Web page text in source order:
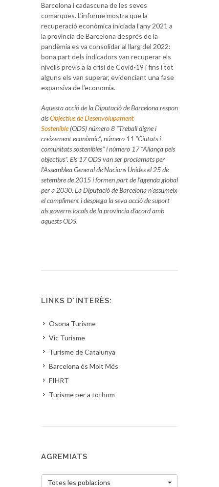
Barcelona i cadascuna de les seves
comarques. L’informe mostra que la
recuperació econòmica iniciada l’any 2021 a
la província de Barcelona després de la
pandèmia es va consolidar al llarg del 2022:
bona part dels indicadors van recuperar els
nivells previs a la crisi de Covid-19 i fins i tot
alguns els van superar, evidenciant una fase
expansiva de l’economia.
Aquesta acció de la Diputació de Barcelona respon
alsObjectius de Desenvolupament
Sostenible(ODS) número 8 “Treball digne i
creixement econòmic”, número 11 “Ciutats i
comunitats sostenibles” i número 17 “Aliança pels
objectius”. Els 17 ODS van ser proclamats per
l’Assemblea General de Nacions Unides el 25 de
setembre de 2015 i formen part de l’agenda global
per a 2030. La Diputació de Barcelona n’assumeix
el compliment i desplega la seva acció de suport
als governs locals de la província d’acord amb
aquests ODS.
LINKS D'INTERÈS:
Osona Turisme
Vic Turisme
Turisme de Catalunya
Barcelona és Molt Més
FIHRT
Turisme per a tothom
AGREMIATS
Totes les poblacions